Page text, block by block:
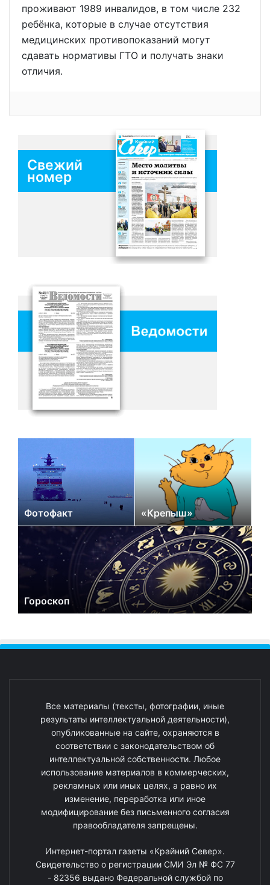
проживают 1989 инвалидов, в том числе 232
ребёнка, которые в случае отсутствия
медицинских противопоказаний могут
сдавать нормативы ГТО и получать знаки
отличия.
Свежий
номер
Фотофакт «Крепыш»
Гороскоп
Все материалы (тексты, фотографии, иные
результаты интеллектуальной деятельности),
опубликованные на сайте, охраняются в
соответствии с законодательством об
интеллектуальной собственности. Любое
использование материалов в коммерческих,
рекламных или иных целях, а равно их
изменение, переработка или иное
модифицирование без письменного согласия
правообладателя запрещены.
Интернет-портал газеты «Крайний Север».
Свидетельство о регистрации СМИ Эл № ФС 77
- 82356 выдано Федеральной службой по